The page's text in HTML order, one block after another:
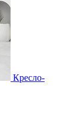
Кресло-